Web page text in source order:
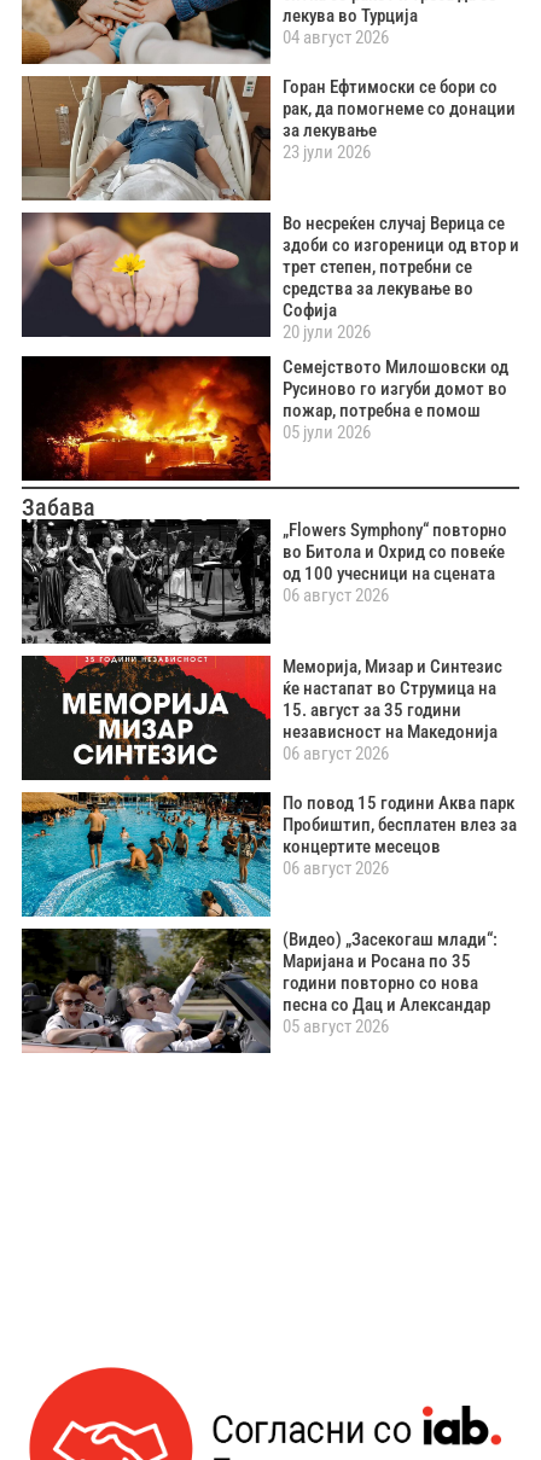
лекува во Турција
04 август 2026
Горан Ефтимоски се бори со
рак, да помогнеме со донации
за лекување
23 јули 2026
Во несреќен случај Верица се
здоби со изгореници од втор и
трет степен, потребни се
средства за лекување во
Софија
20 јули 2026
Семејството Милошовски од
Русиново го изгуби домот во
пожар, потребна е помош
05 јули 2026
Забава
„Flowers Symphony“ повторно
во Битола и Охрид со повеќе
од 100 учесници на сцената
06 август 2026
Меморија, Мизар и Синтезис
ќе настапат во Струмица на
15. август за 35 години
независност на Македонија
06 август 2026
По повод 15 години Аква парк
Пробиштип, бесплатен влез за
концертите месецов
06 август 2026
(Видео) „Засекогаш млади“:
Маријана и Росана по 35
години повторно со нова
песна со Дац и Александар
05 август 2026